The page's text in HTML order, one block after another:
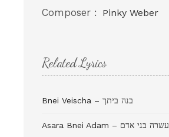
Composer : Pinky Weber
Related Lyrics
Bnei Veischa – בנה ביתך
Asara Bnei Adam – עשרה בני אדם